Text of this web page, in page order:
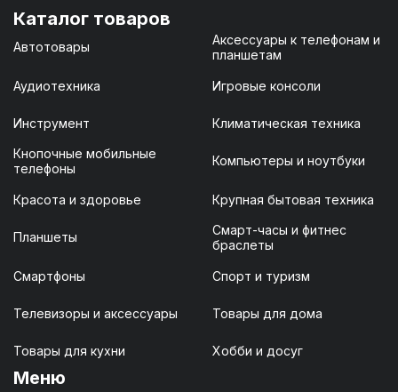
Каталог товаров
Автотовары
Аксессуары к телефонам и
планшетам
Аудиотехника Игровые консоли
Инструмент Климатическая техника
Кнопочные мобильные
телефоны
Компьютеры и ноутбуки
Красота и здоровье Крупная бытовая техника
Планшеты
Смарт-часы и фитнес
браслеты
Смартфоны Спорт и туризм
Телевизоры и аксессуары Товары для дома
Товары для кухни Хобби и досуг
Меню